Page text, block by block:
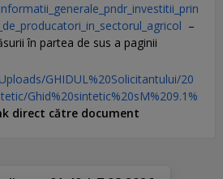
–
în partea de sus a paginii
GHIDUL%20Solicitantului/20
Ghid%20sintetic%20sM%209.1%
direct către document